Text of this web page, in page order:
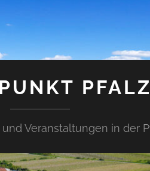
PFALZ
und Veranstaltungen in der